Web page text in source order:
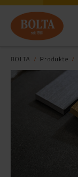
BOLTA Produkte